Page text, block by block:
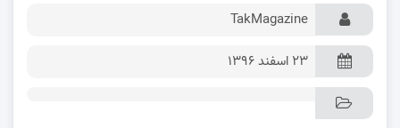
TakMagazine
۲۳ اسفند ۱۳۹۶